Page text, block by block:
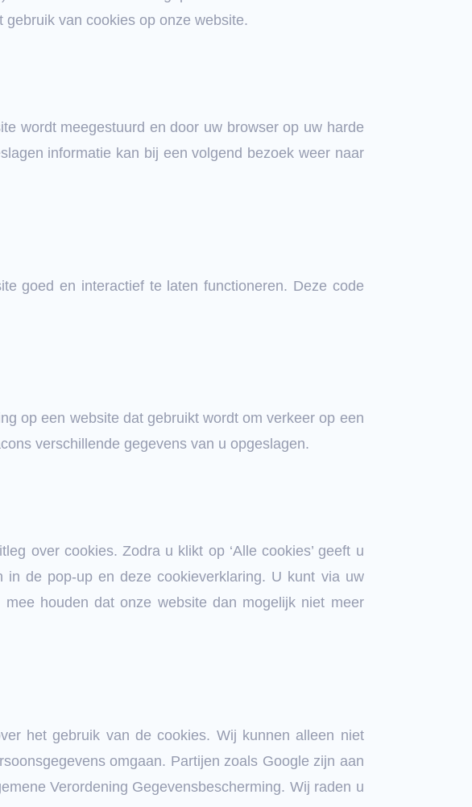
van cookies op onze website.
wordt meegestuurd en door uw browser op uw harde
informatie kan bij een volgend bezoek weer naar
goed en interactief te laten functioneren. Deze code
op een website dat gebruikt wordt om verkeer op een
verschillende gegevens van u opgeslagen.
over cookies. Zodra u klikt op ‘Alle cookies’ geeft u
de pop-up en deze cookieverklaring. U kunt via uw
houden dat onze website dan mogelijk niet meer
het gebruik van de cookies. Wij kunnen alleen niet
omgaan. Partijen zoals Google zijn aan
Verordening Gegevensbescherming. Wij raden u